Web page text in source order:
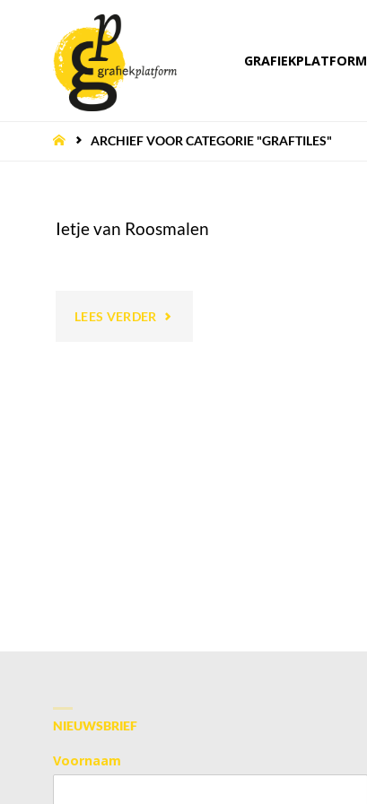
GRAFIEKPLATFORM
HOMEARCHIEF VOOR CATEGORIE "GRAFTILES"
Ietje van Roosmalen
LEES VERDER "IETJE
NIEUWSBRIEF
Voornaam